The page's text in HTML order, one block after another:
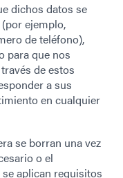
dichos datos se
ejemplo,
de teléfono),
para que nos
de estos
a sus
en cualquier
se borran una vez
o el
aplican requisitos